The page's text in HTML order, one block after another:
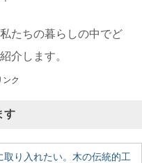
たちの暮らしの中でど
介します。
ンク
す
取り入れたい。木の伝統的工